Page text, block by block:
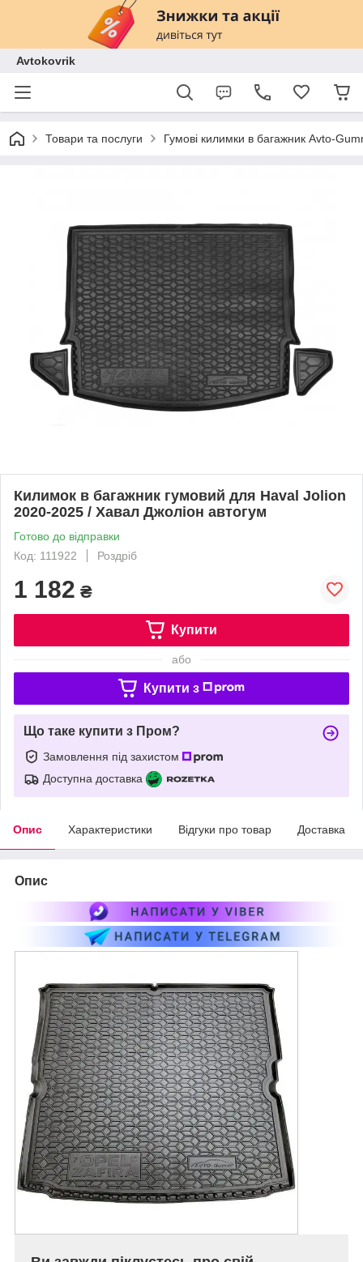
Avtokovrik
Товари та послуги Гумові килимки в багажник Avto-
Килимок в багажник гумовий для Haval Jolion
2020-2025 / Хавал Джоліон автогум
Готово до відправки
Код: 111922
Роздріб
1 182 ₴
Купити
або
Купити з
Що таке купити з Пром?
Замовлення під захистом
Доступна доставка
Опис Характеристики Відгуки про товар Доставка
Опис